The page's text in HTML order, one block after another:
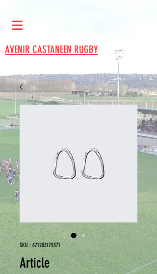
AVENIR CASTANEEN RUGBY
SKU : 671253175371
Article